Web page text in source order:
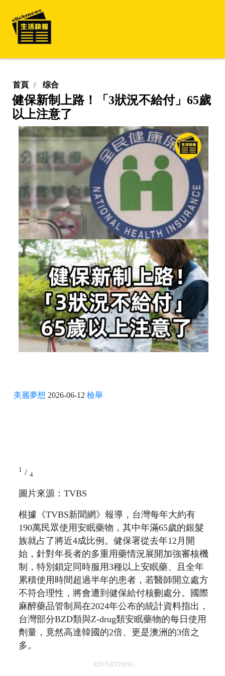
首頁 综合
健保新制上路！「3狀況不給付」65歲
以上注意了
美麗夢想 2026-06-12 檢舉
1 / 4
圖片來源：TVBS
根據《TVBS新聞網》報導，台灣每年大約有
190萬民眾使用安眠藥物，其中年滿65歲的銀髮
族就占了將近4成比例。健保署從去年12月開
始，針對年長者的多重用藥情況展開加強審核機
制，特別鎖定同時服用3種以上安眠藥、且全年
累積使用時間超過半年的患者，若醫師開立處方
不符合理性，將會遭到健保給付核刪處分。國際
麻醉藥品管制局在2024年公布的統計資料指出，
台灣部分BZD類與Z-drug類安眠藥物的每日使用
劑量，竟然高達韓國的2倍、更是澳洲的3倍之
多。
ADVERTISING